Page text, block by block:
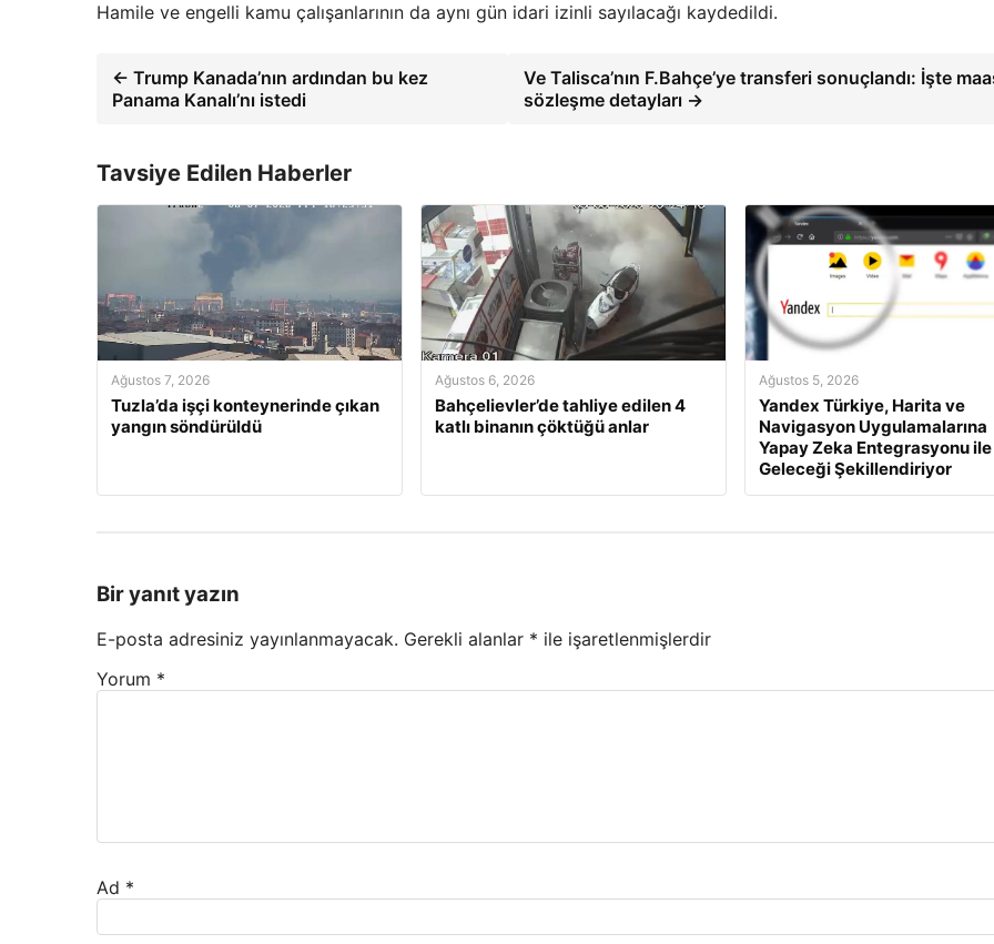
Hamile ve engelli kamu çalışanlarının da aynı gün idari izinli sayılacağı kaydedildi.
← Trump Kanada’nın ardından bu kez
Panama Kanalı’nı istedi
Ve Talisca’nın F.Bahçe’ye transferi sonuçlandı: İşte
sözleşme detayları →
Tavsiye Edilen Haberler
Ağustos 7, 2026
Tuzla’da işçi konteynerinde çıkan
yangın söndürüldü
Ağustos 6, 2026
Bahçelievler’de tahliye edilen 4
katlı binanın çöktüğü anlar
Ağustos 5, 2026
Yandex Türkiye, Harita ve
Navigasyon Uygulamalarına
Yapay Zeka Entegrasyonu ile
Geleceği Şekillendiriyor
Bir yanıt yazın
E-posta adresiniz yayınlanmayacak. Gerekli alanlar * ile işaretlenmişlerdir
Yorum *
Ad *